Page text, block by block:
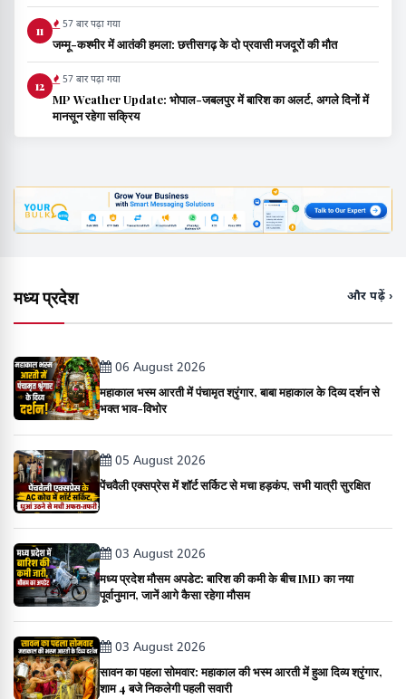
11 57 बार पढ़ा गया
जम्मू-कश्मीर में आतंकी हमला: छत्तीसगढ़ के दो प्रवासी मजदूरों की मौत
12 57 बार पढ़ा गया
MP Weather Update: भोपाल-जबलपुर में बारिश का अलर्ट, अगले दिनों में
मानसून रहेगा सक्रिय
मध्य प्रदेश और पढ़ें ›
06 August 2026
महाकाल भस्म आरती में पंचामृत श्रृंगार, बाबा महाकाल के दिव्य दर्शन से
भक्त भाव-विभोर
05 August 2026
पेंचवैली एक्सप्रेस में शॉर्ट सर्किट से मचा हड़कंप, सभी यात्री सुरक्षित
03 August 2026
मध्य प्रदेश मौसम अपडेट: बारिश की कमी के बीच IMD का नया
पूर्वानुमान, जानें आगे कैसा रहेगा मौसम
03 August 2026
सावन का पहला सोमवार: महाकाल की भस्म आरती में हुआ दिव्य श्रृंगार,
शाम 4 बजे निकलेगी पहली सवारी